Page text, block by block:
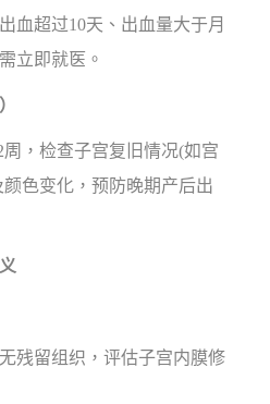
超过10天、出血量大于月
立即就医。
，检查子宫复旧情况(如宫
色变化，预防晚期产后出
留组织，评估子宫内膜修